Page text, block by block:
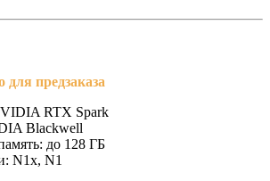
для предзаказа
RTX Spark
Blackwell
до 128 ГБ
N1x, N1